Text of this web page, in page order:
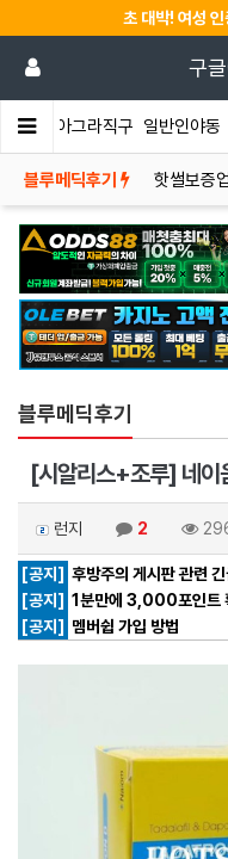
초 대박! 여성
구
게 비아그라직구 일반인야동
블루메딕후기 핫썰보증
블루메딕후기
[시알리스+조루] 네이
런지 2
[공지] 후방주의 게시판 관련
[공지] 1분만에 3,000포인트
[공지]
멤버쉽 가입 방법